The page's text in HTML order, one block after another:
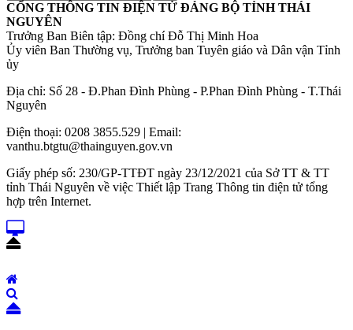
CỔNG THÔNG TIN ĐIỆN TỬ ĐẢNG BỘ TỈNH THÁI
NGUYÊN
Trưởng Ban Biên tập: Đồng chí Đỗ Thị Minh Hoa
Ủy viên Ban Thường vụ, Trưởng ban Tuyên giáo và Dân vận Tỉnh
ủy
Địa chỉ: Số 28 - Đ.Phan Đình Phùng - P.Phan Đình Phùng - T.Thái
Nguyên
Điện thoại: 0208 3855.529 | Email:
vanthu.btgtu@thainguyen.gov.vn
Giấy phép số: 230/GP-TTĐT ngày 23/12/2021 của Sở TT & TT
tỉnh Thái Nguyên về việc Thiết lập Trang Thông tin điện tử tổng
hợp trên Internet.